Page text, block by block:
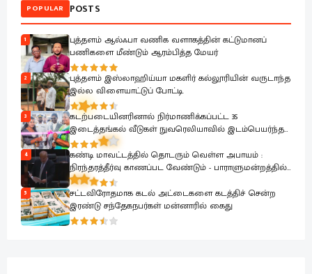
POPULAR POSTS
1
புத்தளம் ஆல்ஃபா வணிக வளாகத்தின் கட்டுமானப்
பணிகளை மீண்டும் ஆரம்பித்த மேயர்
2
புத்தளம் இஸ்லாஹிய்யா மகளிர் கல்லூரியின் வருடாந்த
இல்ல விளையாட்டுப் போட்டி.
3
கடற்படையினரினால் நிர்மாணிக்கப்பட்ட 35
இடைத்தங்கல் வீடுகள் நுவரெலியாவில் இடம்பெயர்ந்த
குடும்பங்களிடம் கையளிப்பு
4
கண்டி மாவட்டத்தில் தொடரும் வெள்ள அபாயம் :
நிரந்தரத்தீர்வு காணப்பட வேண்டும் - பாராளுமன்றத்தில்
ரவூப் ஹக்கீம் வலியுறுத்தல்
5
சட்டவிரோதமாக கடல் அட்டைகளை கடத்திச் சென்ற
இரண்டு சந்தேகநபர்கள் மன்னாரில் கைது